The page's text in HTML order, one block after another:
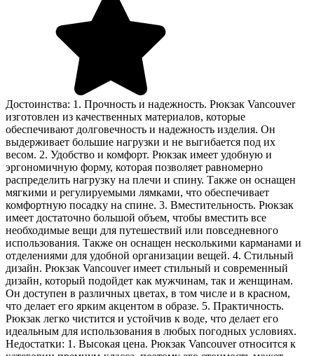
Достоинства: 1. Прочность и надежность. Рюкзак Vancouver
изготовлен из качественных материалов, которые
обеспечивают долговечность и надежность изделия. Он
выдерживает большие нагрузки и не выгибается под их
весом. 2. Удобство и комфорт. Рюкзак имеет удобную и
эргономичную форму, которая позволяет равномерно
распределить нагрузку на плечи и спину. Также он оснащен
мягкими и регулируемыми лямками, что обеспечивает
комфортную посадку на спине. 3. Вместительность. Рюкзак
имеет достаточно большой объем, чтобы вместить все
необходимые вещи для путешествий или повседневного
использования. Также он оснащен несколькими карманами и
отделениями для удобной организации вещей. 4. Стильный
дизайн. Рюкзак Vancouver имеет стильный и современный
дизайн, который подойдет как мужчинам, так и женщинам.
Он доступен в различных цветах, в том числе и в красном,
что делает его ярким акцентом в образе. 5. Практичность.
Рюкзак легко чистится и устойчив к воде, что делает его
идеальным для использования в любых погодных условиях.
Недостатки: 1. Высокая цена. Рюкзак Vancouver относится к